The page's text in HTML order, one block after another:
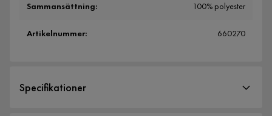
Sammansättning: 100% polyester
Artikelnummer: 660270
Specifikationer